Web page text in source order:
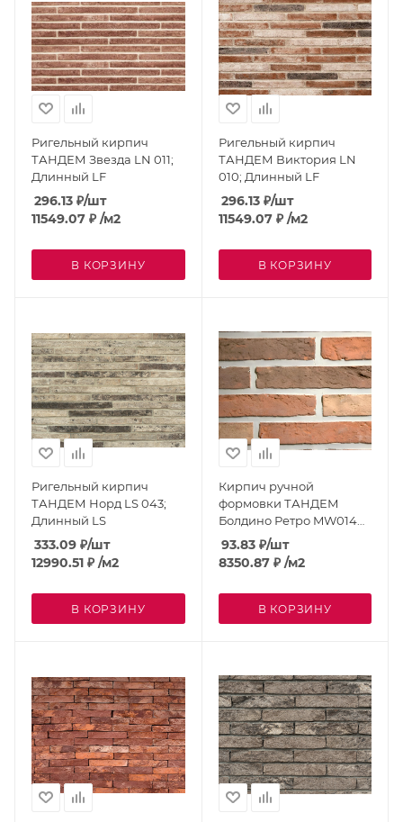
Ригельный кирпич
ТАНДЕМ Звезда LN 011;
Длинный LF
296.13 ₽/шт
11549.07 ₽ /м2
В КОРЗИНУ
Ригельный кирпич
ТАНДЕМ Виктория LN
010; Длинный LF
296.13₽/шт
11549.07 ₽ /м2
В КОРЗИНУ
Ригельный кирпич
ТАНДЕМ Норд LS 043;
Длинный LS
333.09 ₽/шт
12990.51 ₽ /м2
В КОРЗИНУ
Кирпич ручной
формовки ТАНДЕМ
Болдино Ретро MW014G;
MW
93.83₽/шт
8350.87 ₽ /м2
В КОРЗИНУ